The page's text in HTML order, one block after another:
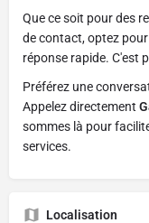
Que ce soit pour des
de contact, optez
réponse rapide. C'est
Préférez une
Appelez directement
sommes là pour
services.
Localisation